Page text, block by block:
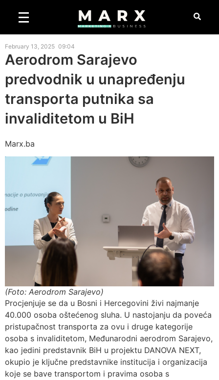
February 13, 2025 09:04
Aerodrom Sarajevo
predvodnik u unapređenju
transporta putnika sa
invaliditetom u BiH
Marx.ba
(Foto: Aerodrom Sarajevo)
Procjenjuje se da u Bosni i Hercegovini živi najmanje
40.000 osoba oštećenog sluha. U nastojanju da poveća
pristupačnost transporta za ovu i druge kategorije
osoba s invaliditetom, Međunarodni aerodrom Sarajevo,
kao jedini predstavnik BiH u projektu DANOVA NEXT,
okupio je ključne predstavnike institucija i organizacija
koje se bave transportom i pravima osoba s